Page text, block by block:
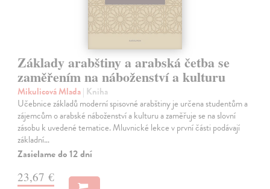
Základy arabštiny a arabská četba se
zaměřením na náboženství a kulturu
Mikulicová Mlada| Kniha
Učebnice základů moderní spisovné arabštiny je určena studentům a
zájemcům o arabské náboženství a kulturu a zaměřuje se na slovní
zásobu k uvedené tematice. Mluvnické lekce v první části podávají
základní…
Zasielame do 12 dní
23,67 €